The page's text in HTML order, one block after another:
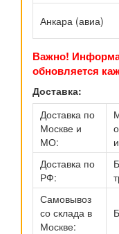
Анкара (авиа)
Важно!
обновляется
Доставка:
Доставка по
Москве и
МО:
Доставка по
РФ:
Самовывоз
со склада в
Москве: